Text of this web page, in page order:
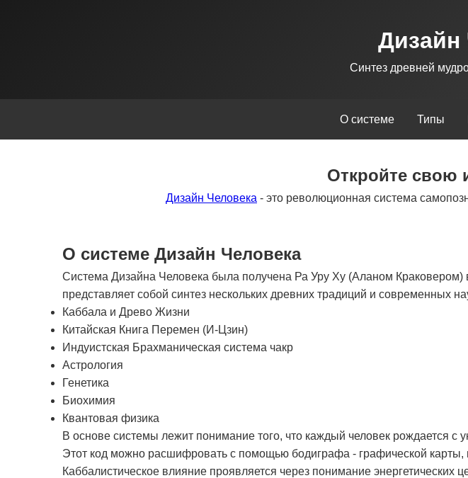
Дизайн
Синтез древней
О системе Типы
Откройте свою
Дизайн Человека - это революционная система
О системе Дизайн Человека
Система Дизайна Человека была получена Ра Уру Ху (Аланом Краковером)
представляет собой синтез нескольких древних традиций и современных
Каббала и Древо Жизни
Китайская Книга Перемен (И-Цзин)
Индуистская Брахманическая система чакр
Астрология
Генетика
Биохимия
Квантовая физика
В основе системы лежит понимание того, что каждый человек рождается с
Этот код можно расшифровать с помощью бодиграфа - графической карты,
Каббалистическое влияние проявляется через понимание